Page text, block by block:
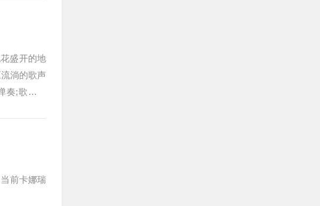
盛开的地
淌的歌声
;歌词片
前卡娜瑞